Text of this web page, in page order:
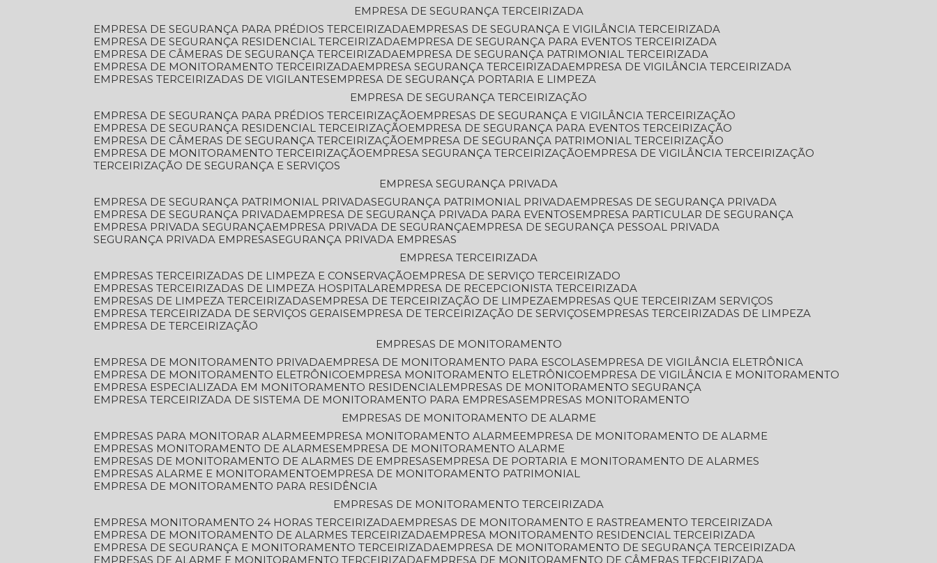
EMPRESA DE SEGURANÇA TERCEIRIZADA
EMPRESA DE SEGURANÇA PARA PRÉDIOS TERCEIRIZADA
EMPRESAS DE SEGURANÇA E VIGILÂNCIA TERCEIRIZADA
EMPRESA DE SEGURANÇA RESIDENCIAL TERCEIRIZADA
EMPRESA DE SEGURANÇA PARA EVENTOS TERCEIRIZADA
EMPRESA DE CÂMERAS DE SEGURANÇA TERCEIRIZADA
EMPRESA DE SEGURANÇA PATRIMONIAL TERCEIRIZADA
EMPRESA DE MONITORAMENTO TERCEIRIZADA
EMPRESA SEGURANÇA TERCEIRIZADA
EMPRESA DE VIGILÂNCIA TERCEIRIZADA
EMPRESAS TERCEIRIZADAS DE VIGILANTES
EMPRESA DE SEGURANÇA PORTARIA E LIMPEZA
EMPRESA DE SEGURANÇA TERCEIRIZAÇÃO
EMPRESA DE SEGURANÇA PARA PRÉDIOS TERCEIRIZAÇÃO
EMPRESAS DE SEGURANÇA E VIGILÂNCIA TERCEIRIZAÇÃO
EMPRESA DE SEGURANÇA RESIDENCIAL TERCEIRIZAÇÃO
EMPRESA DE SEGURANÇA PARA EVENTOS TERCEIRIZAÇÃO
EMPRESA DE CÂMERAS DE SEGURANÇA TERCEIRIZAÇÃO
EMPRESA DE SEGURANÇA PATRIMONIAL TERCEIRIZAÇÃO
EMPRESA DE MONITORAMENTO TERCEIRIZAÇÃO
EMPRESA SEGURANÇA TERCEIRIZAÇÃO
EMPRESA DE VIGILÂNCIA TERCEIRIZAÇÃO
TERCEIRIZAÇÃO DE SEGURANÇA E SERVIÇOS
EMPRESA SEGURANÇA PRIVADA
EMPRESA DE SEGURANÇA PATRIMONIAL PRIVADA SEGURANÇA PATRIMONIAL PRIVADA
EMPRESAS DE SEGURANÇA PRIVADA
EMPRESA DE SEGURANÇA PRIVADA
EMPRESA DE SEGURANÇA PRIVADA PARA EVENTOS
EMPRESA PARTICULAR DE SEGURANÇA
EMPRESA PRIVADA SEGURANÇA
EMPRESA PRIVADA DE SEGURANÇA
EMPRESA DE SEGURANÇA PESSOAL PRIVADA
SEGURANÇA PRIVADA EMPRESA SEGURANÇA PRIVADA EMPRESAS
EMPRESA TERCEIRIZADA
EMPRESAS TERCEIRIZADAS DE LIMPEZA E CONSERVAÇÃO
EMPRESA DE SERVIÇO TERCEIRIZADO
EMPRESAS TERCEIRIZADAS DE LIMPEZA HOSPITALAR
EMPRESA DE RECEPCIONISTA TERCEIRIZADA
EMPRESAS DE LIMPEZA TERCEIRIZADAS
EMPRESA DE TERCEIRIZAÇÃO DE LIMPEZA
EMPRESAS QUE TERCEIRIZAM SERVIÇOS
EMPRESA TERCEIRIZADA DE SERVIÇOS GERAIS
EMPRESA DE TERCEIRIZAÇÃO DE SERVIÇOS
EMPRESAS TERCEIRIZADAS DE LIMPEZA
EMPRESA DE TERCEIRIZAÇÃO
EMPRESAS DE MONITORAMENTO
EMPRESA DE MONITORAMENTO PRIVADA
EMPRESA DE MONITORAMENTO PARA ESCOLAS
EMPRESA DE VIGILÂNCIA ELETRÔNICA
EMPRESA DE MONITORAMENTO ELETRÔNICO
EMPRESA MONITORAMENTO ELETRÔNICO
EMPRESA DE VIGILÂNCIA E MONITORAMENTO
EMPRESA ESPECIALIZADA EM MONITORAMENTO RESIDENCIAL
EMPRESAS DE MONITORAMENTO SEGURANÇA
EMPRESA TERCEIRIZADA DE SISTEMA DE MONITORAMENTO PARA EMPRESAS
EMPRESAS MONITORAMENTO
EMPRESAS DE MONITORAMENTO DE ALARME
EMPRESAS PARA MONITORAR ALARME
EMPRESA MONITORAMENTO ALARME
EMPRESA DE MONITORAMENTO DE ALARME
EMPRESAS MONITORAMENTO DE ALARMES
EMPRESA DE MONITORAMENTO ALARME
EMPRESAS DE MONITORAMENTO DE ALARMES DE EMPRESAS
EMPRESA DE PORTARIA E MONITORAMENTO DE ALARMES
EMPRESAS ALARME E MONITORAMENTO
EMPRESA DE MONITORAMENTO PATRIMONIAL
EMPRESA DE MONITORAMENTO PARA RESIDÊNCIA
EMPRESAS DE MONITORAMENTO TERCEIRIZADA
EMPRESA MONITORAMENTO 24 HORAS TERCEIRIZADA
EMPRESAS DE MONITORAMENTO E RASTREAMENTO TERCEIRIZADA
EMPRESA DE MONITORAMENTO DE ALARMES TERCEIRIZADA
EMPRESA MONITORAMENTO RESIDENCIAL TERCEIRIZADA
EMPRESA DE SEGURANÇA E MONITORAMENTO TERCEIRIZADA
EMPRESA DE MONITORAMENTO DE SEGURANÇA TERCEIRIZADA
EMPRESAS DE ALARME E MONITORAMENTO TERCEIRIZADA
EMPRESA DE MONITORAMENTO DE CÂMERAS TERCEIRIZADA